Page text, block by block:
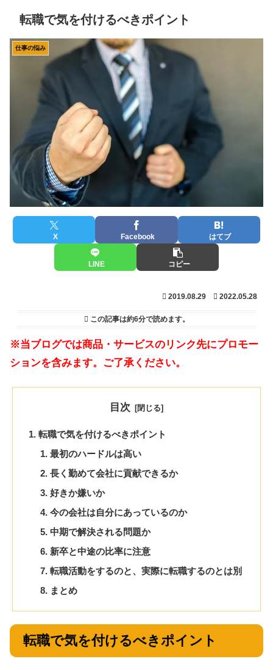
転職で気を付けるべきポイント
仕事の悩み
X Facebook はてブ
LINE コピー
2019.08.29 2022.05.28
この記事は約6分で読めます。
※当ブログでは商品・サービスのリンク先にプロモー
ションを含みます。ご了承ください。
目次
転職で気を付けるべきポイント
最初のハードルは高い
長く勤めて会社に貢献できるか
好きか嫌いか
今の会社は自分にあっているのか
中期で解決される問題か
新卒と中途の比率に注意
転職活動をするのと、実際に転職するのとは別
まとめ
転職で気を付けるべきポイント